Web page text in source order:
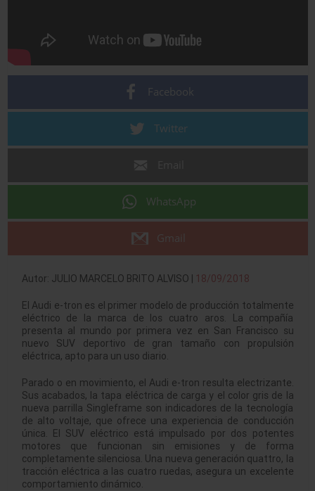
Facebook
Twitter
WhatsApp
Gmail
Autor: JULIO MARCELO BRITO ALVISO | 18/09/2018
El Audi e-tron es el primer modelo de producción totalmente
eléctrico de la marca de los cuatro aros. La compañía
presenta al mundo por primera vez en San Francisco su
nuevo SUV deportivo de gran tamaño con propulsión
eléctrica, apto para un uso diario.
Parado o en movimiento, el Audi e-tron resulta electrizante.
Sus acabados, la tapa eléctrica de carga y el color gris de la
nueva parrilla Singleframe son indicadores de la tecnología
de alto voltaje, que ofrece una experiencia de conducción
única. El SUV eléctrico está impulsado por dos potentes
motores que funcionan sin emisiones y de forma
completamente silenciosa. Una nueva generación quattro, la
tracción eléctrica a las cuatro ruedas, asegura un excelente
comportamiento dinámico.